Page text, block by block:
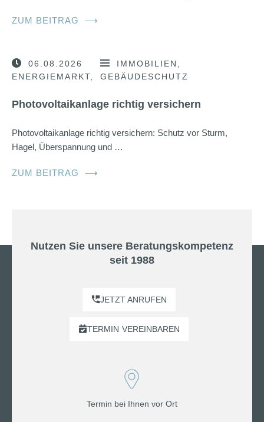
ZUM BEITRAG ⟶
06.08.2026
IMMOBILIEN
ENERGIEMARKT
GEBÄUDESCHUTZ
Photovoltaikanlage richtig versichern
Photovoltaikanlage richtig versichern: Schutz vor Sturm,
Hagel, Überspannung und …
ZUM BEITRAG ⟶
Nutzen Sie unsere Beratungskompetenz
seit 1988
JETZT ANRUFEN
TERMIN VEREINBAREN
Termin bei Ihnen vor Ort